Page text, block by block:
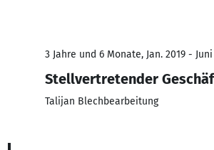
3 Jahre und 6 Monate, Jan. 2019 -
Stellvertretender
Talijan Blechbearbeitung